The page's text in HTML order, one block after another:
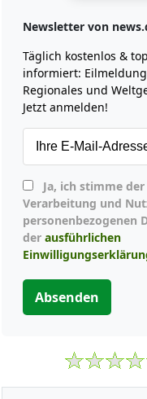
Newsletter von
Täglich kostenlos &
informiert:
Regionales und
Jetzt anmelden!
Verarbeitung und
personenbezogenen
der ausführlichen
Absenden